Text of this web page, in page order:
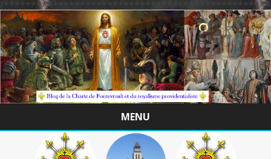
/
MENU
Skip
to
content